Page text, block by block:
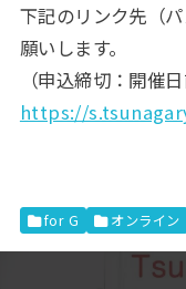
下記のリンク先（
願いします。
（申込締切：開催
https://
for G オンライン